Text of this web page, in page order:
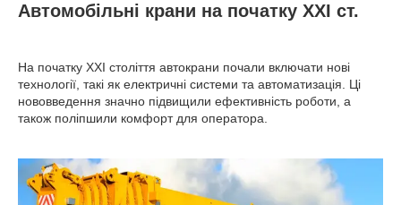
Автомобільні крани на початку ХХІ ст.
На початку ХХІ століття автокрани почали включати нові
технології, такі як електричні системи та автоматизація. Ці
нововведення значно підвищили ефективність роботи, а
також поліпшили комфорт для оператора.